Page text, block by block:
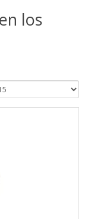
los